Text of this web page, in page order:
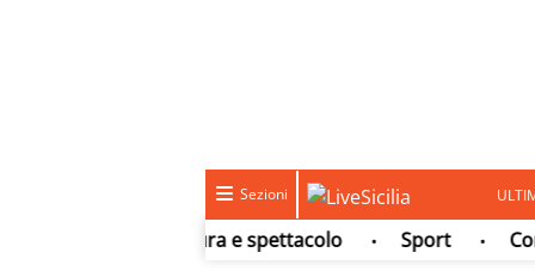
Sezioni
Cultura e spettacolo • Sport •